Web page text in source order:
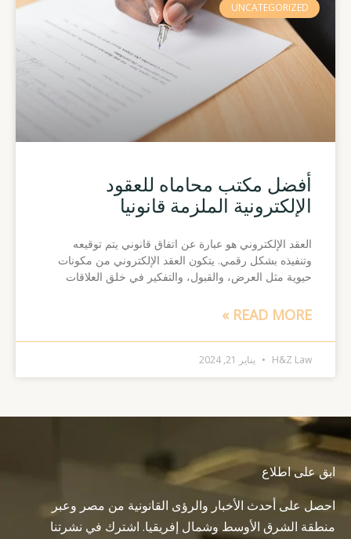
UNCATEGORIZED
أفضل مكتب محاماه للعقود
الإلكترونية الملزمة قانونيا
العقد الإلكتروني هو عبارة عن اتفاق قانوني يتم توقيعه
وتنفيذه بشكل رقمي. يتكون العقد الإلكتروني من مكونات
حيوية مثل العرض، والقبول، والتفكير في خلق العلاقات
READ MORE »
H&Z Law يناير 21, 2024
ابق على اطلاع
احصل على أحدث الأخبار والرؤى القانونية من مصر وعبر
منطقة الشرق الأوسط وشمال إفريقيا. اشترك في نشرتنا